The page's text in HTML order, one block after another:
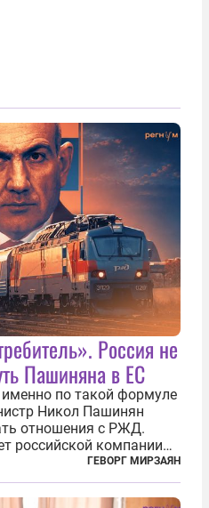
Россия не
Пашиняна в ЕС
по такой формуле
Никол Пашинян
отношения с РЖД.
российской компании
в районе
который должен
через...
ГЕВОРГ МИРЗАЯН